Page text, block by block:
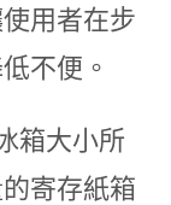
用者在步
不便。
箱大小所
寄存紙箱